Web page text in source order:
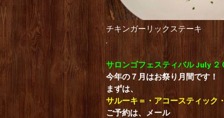
チキンガーリックステーキ
.
サロンゴフェスティバル July ２
今年の７月はお祭り月間です！
まずは、
サルーキ＝・アコースティック
ご予約は、メール